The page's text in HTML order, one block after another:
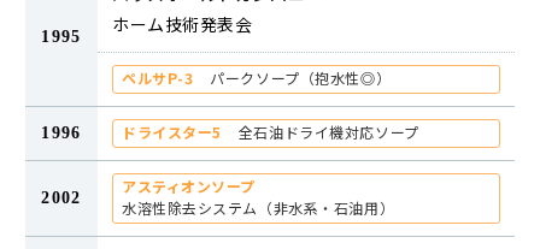
1995
ホーム技術発表会
ペルサP-3 パークソープ（抱水性◎）
1996 ドライスター5 全石油ドライ機対応ソープ
2002
アスティオンソープ
水溶性除去システム（非水系・石油用）